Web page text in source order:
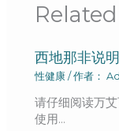
西地那非说
性健康 / 作者：
请仔细阅读万
使用…